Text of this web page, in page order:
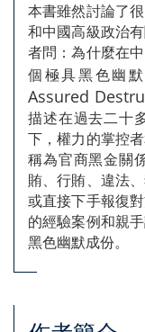
本書雖然討論了
和中國高級政治
者問：為什麼在
個極具黑色幽
Assured
描述在過去二十
下，權力的掌控
稱為官商黑金關
賄、行賄、違法
或直接下手報復
的經驗案例和親
黑色幽默成份。